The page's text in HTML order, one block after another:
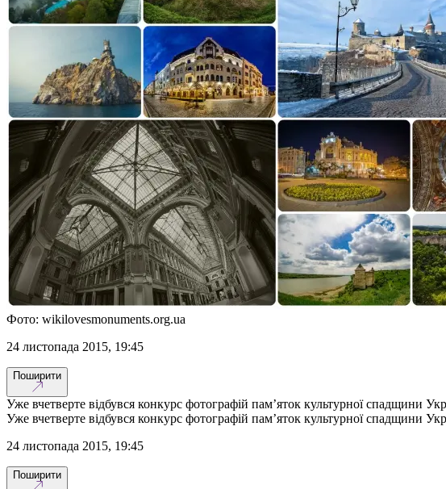
Фото: wikilovesmonuments.org.ua
24 листопада 2015, 19:45
Поширити
Уже вчетверте відбувся конкурс фотографій пам’яток культурної спадщини
Уже вчетверте відбувся конкурс фотографій пам’яток культурної спадщини
24 листопада 2015, 19:45
Поширити